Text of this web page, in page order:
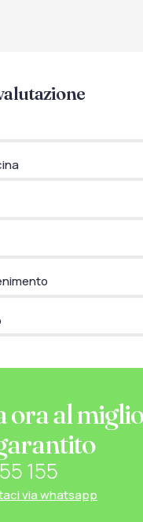
ora al
155
via whatsapp